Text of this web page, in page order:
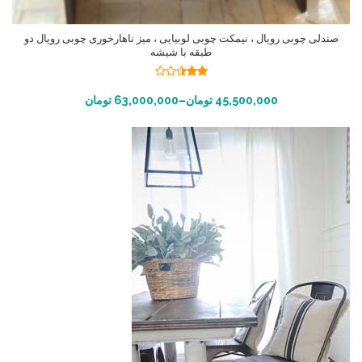
صندلی چوبی رویال ، نیمکت چوبی لوبیایی ، میز ناهارخوری چوبی رویال دو
طبقه با شیشه
از 5
45,500,000 تومان–
63,000,000 تومان انتخاب گزینه ها